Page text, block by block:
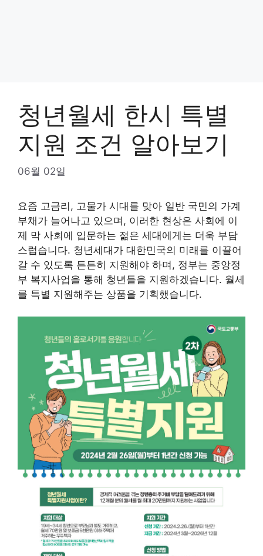
청년월세 한시 특별
지원 조건 알아보기
06월 02일
요즘 고금리, 고물가 시대를 맞아 일반 국민의 가계
부채가 늘어나고 있으며, 이러한 현상은 사회에 이
제 막 사회에 입문하는 젊은 세대에게는 더욱 부담
스럽습니다. 청년세대가 대한민국의 미래를 이끌어
갈 수 있도록 든든히 지원해야 하며, 정부는 중앙정
부 복지사업을 통해 청년들을 지원하겠습니다. 월세
를 특별 지원해주는 상품을 기획했습니다.